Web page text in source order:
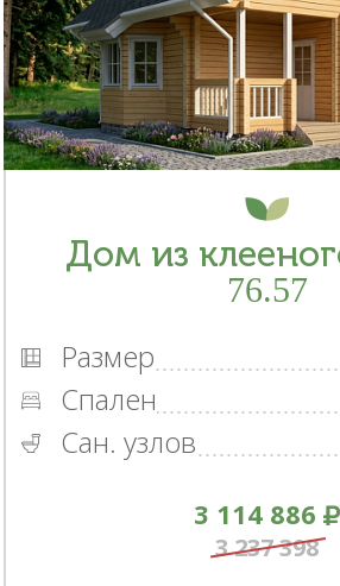
Дом из
76.57
Размер
Спален
Сан. узлов
3 114 886
3 237 398